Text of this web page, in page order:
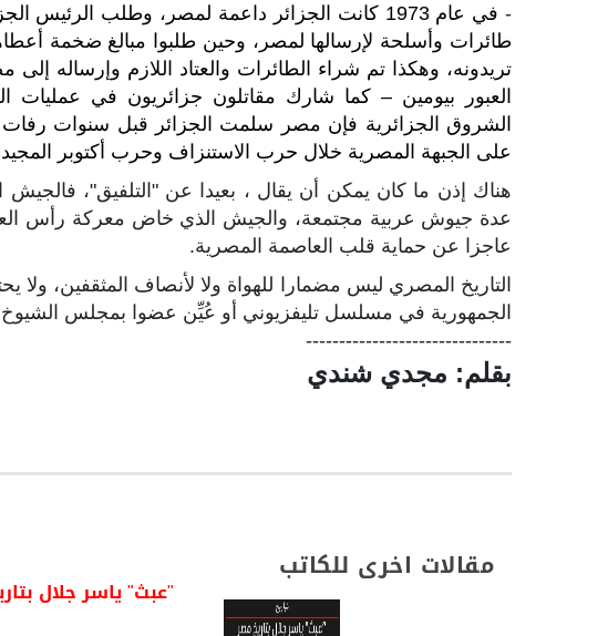
-
في عام 1973 كانت الجزائر داعمة لمصر، وطلب
طائرات وأسلحة لإرسالها لمصر، وحين طلبوا مبالغ ضخمة
العبور بيومين – كما شارك مقاتلون جزائريون في عمليات
على الجبهة المصرية خلال حرب الاستنزاف وحرب أكتوبر
هناك إذن ما كان يمكن أن يقال ، بعيدا عن "التلفيق"،
عاجزا عن حماية قلب العاصمة المصرية.
التاريخ المصري ليس مضمارا للهواة ولا لأنصاف المثقفين،
الجمهورية في مسلسل تليفزيوني أو عُيِّن عضوا بمجلس
-------------------------------
بقلم: مجدي شندي
مقالات اخرى للكاتب
"عبث" ياسر جلال